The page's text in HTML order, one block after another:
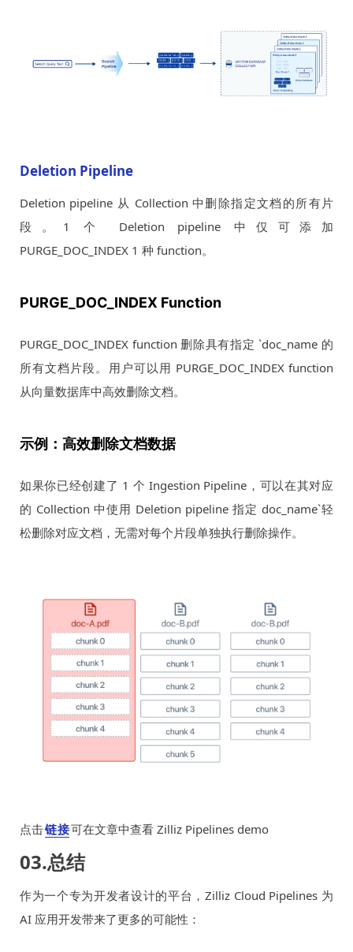
Deletion Pipeline
Deletion pipeline 从 Collection 中删除指定文档的所有片
段。1 个 Deletion pipeline 中仅可添加
PURGE_DOC_INDEX 1 种 function。
PURGE_DOC_INDEX Function
PURGE_DOC_INDEX function 删除具有指定 `doc_name 的
所有文档片段。用户可以用 PURGE_DOC_INDEX function
从向量数据库中高效删除文档。
示例：高效删除文档数据
如果你已经创建了 1 个 Ingestion Pipeline，可以在其对应
的 Collection 中使用 Deletion pipeline 指定 doc_name`轻
松删除对应文档，无需对每个片段单独执行删除操作。
点击链接可在文章中查看 Zilliz Pipelines demo
03.总结
作为一个专为开发者设计的平台，Zilliz Cloud Pipelines 为
AI 应用开发带来了更多的可能性：